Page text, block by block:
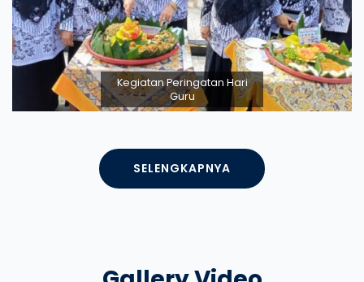
Kegiatan Peringatan Hari
Guru
SELENGKAPNYA